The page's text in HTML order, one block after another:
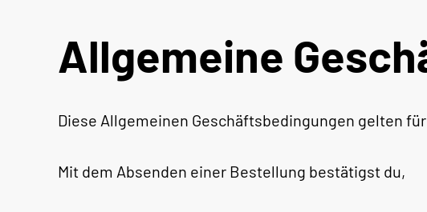
Allgemeine
Diese Allgemeinen Geschäftsbedingungen gelten
Mit dem Absenden einer Bestellung bestätigst du,